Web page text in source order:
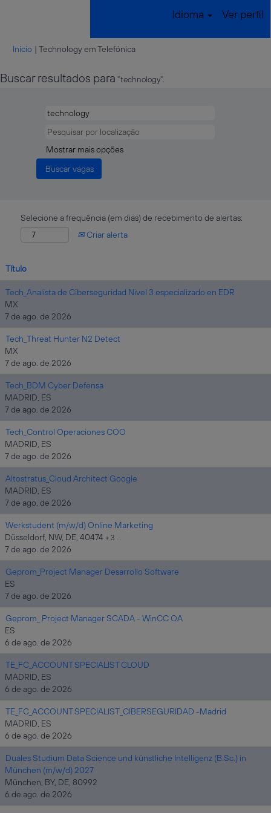
Idioma Ver perfil
Início | Technology em Telefónica(página
Buscar resultados para "technology".
Mostrar mais opções
Selecione a frequência (em dias) de recebimento de alertas:
Criar alerta
Título
Tech_Analista de Ciberseguridad Nivel 3 especializado en EDR
MX
7 de ago. de 2026
Tech_Threat Hunter N2 Detect
MX
7 de ago. de 2026
Tech_BDM Cyber Defensa
MADRID, ES
7 de ago. de 2026
Tech_Control Operaciones COO
MADRID, ES
7 de ago. de 2026
Altostratus_Cloud Architect Google
MADRID, ES
7 de ago. de 2026
Werkstudent (m/w/d) Online Marketing
Düsseldorf, NW, DE, 40474 + 3 …
7 de ago. de 2026
Geprom_Project Manager Desarrollo Software
ES
7 de ago. de 2026
Geprom_ Project Manager SCADA - WinCC OA
ES
6 de ago. de 2026
TE_FC_ACCOUNT SPECIALIST CLOUD
MADRID, ES
6 de ago. de 2026
TE_FC_ACCOUNT SPECIALIST_CIBERSEGURIDAD -Madrid
MADRID, ES
6 de ago. de 2026
Duales Studium Data Science und künstliche Intelligenz (B.Sc.) in
München (m/w/d) 2027
München, BY, DE, 80992
6 de ago. de 2026